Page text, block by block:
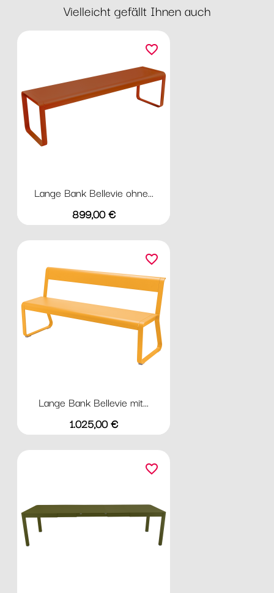
Vielleicht gefällt Ihnen auch
Lange Bank Bellevie ohne...
Preis
899,00 €
favorite_border
Lange Bank Bellevie mit...
Preis
1.025,00 €
favorite_border
favorite_border